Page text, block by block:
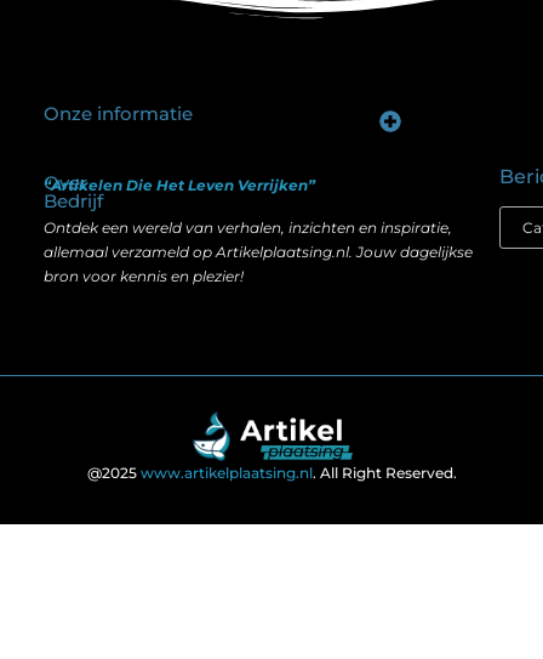
Over
Bedrijf
“Artikelen Die Het Leven Verrijken”
Ontdek een wereld van verhalen, inzichten en inspiratie,
allemaal verzameld op Artikelplaatsing.nl. Jouw dagelijkse
bron voor kennis en plezier!
Onze informatie
@2025 www.artikelplaatsing.nl. All Right Reserved.